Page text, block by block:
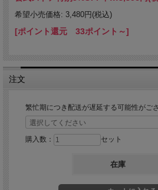
希望小売価格: 3,480円(税込)
[ポイント還元 33ポイント～]
注文
繁忙期につき配送が遅延する可能性がご
購入数： セット
在庫